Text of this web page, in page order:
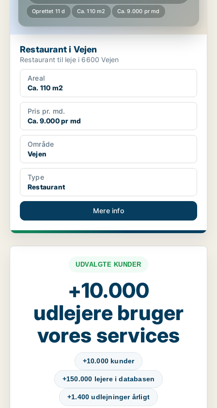
Oprettet 11 d Ca. 110 m2 Ca. 9.000 pr md
Restaurant i Vejen
Restaurant til leje i 6600 Vejen
Areal
Ca. 110 m2
Pris pr. md.
Ca. 9.000 pr md
Område
Vejen
Type
Restaurant
Mere info
UDVALGTE KUNDER
+10.000
udlejere bruger
vores services
+10.000 kunder
+150.000 lejere i databasen
+1.400 udlejninger årligt